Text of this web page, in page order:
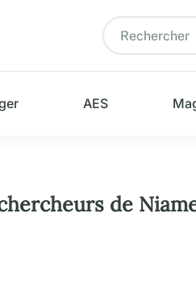
AES
de